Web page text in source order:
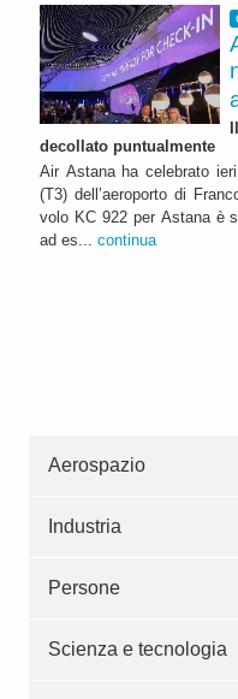
decollato puntualmente
Air Astana ha celebrato
(T3) dell’aeroporto di
volo KC 922 per Astana è
ad es... continua
Aerospazio
Industria
Persone
Scienza e tecnologia